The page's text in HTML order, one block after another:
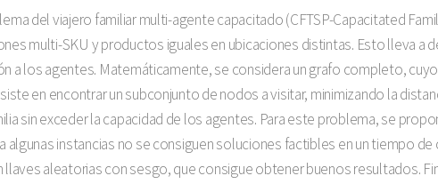
del viajero familiar multi-agente capacitado (CFTSP-Capacitated
multi-SKU y productos iguales en ubicaciones distintas. Esto lleva a
a los agentes. Matemáticamente, se considera un grafo completo,
en encontrar un subconjunto de nodos a visitar, minimizando la
sin exceder la capacidad de los agentes. Para este problema, se
algunas instancias no se consiguen soluciones factibles en un tiempo
aleatorias con sesgo, que consigue obtener buenos resultados.